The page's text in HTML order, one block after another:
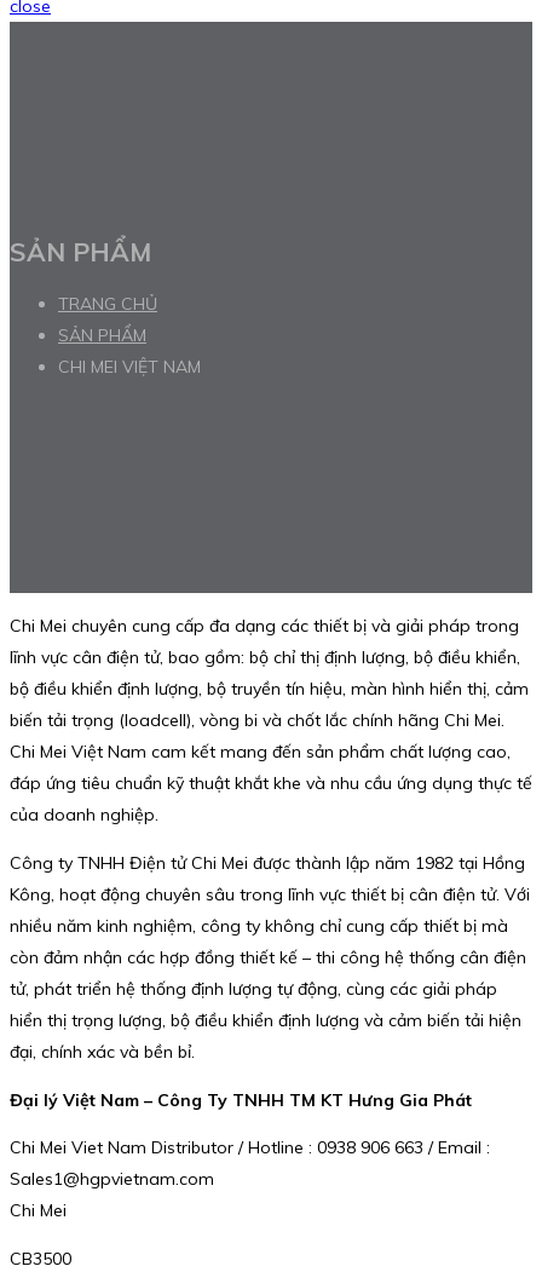
close
SẢN PHẨM
TRANG CHỦ
SẢN PHẨM
CHI MEI VIỆT NAM
Chi Mei chuyên cung cấp đa dạng các thiết bị và giải pháp trong
lĩnh vực cân điện tử, bao gồm: bộ chỉ thị định lượng, bộ điều khiển,
bộ điều khiển định lượng, bộ truyền tín hiệu, màn hình hiển thị, cảm
biến tải trọng (loadcell), vòng bi và chốt lắc chính hãng Chi Mei.
Chi Mei Việt Nam cam kết mang đến sản phẩm chất lượng cao,
đáp ứng tiêu chuẩn kỹ thuật khắt khe và nhu cầu ứng dụng thực tế
của doanh nghiệp.
Công ty TNHH Điện tử Chi Mei được thành lập năm 1982 tại Hồng
Kông, hoạt động chuyên sâu trong lĩnh vực thiết bị cân điện tử. Với
nhiều năm kinh nghiệm, công ty không chỉ cung cấp thiết bị mà
còn đảm nhận các hợp đồng thiết kế – thi công hệ thống cân điện
tử, phát triển hệ thống định lượng tự động, cùng các giải pháp
hiển thị trọng lượng, bộ điều khiển định lượng và cảm biến tải hiện
đại, chính xác và bền bỉ.
Đại lý Việt Nam – Công Ty TNHH TM KT Hưng Gia Phát
Chi Mei Viet Nam Distributor / Hotline : 0938 906 663 / Email :
Sales1@hgpvietnam.com
Chi Mei
CB3500